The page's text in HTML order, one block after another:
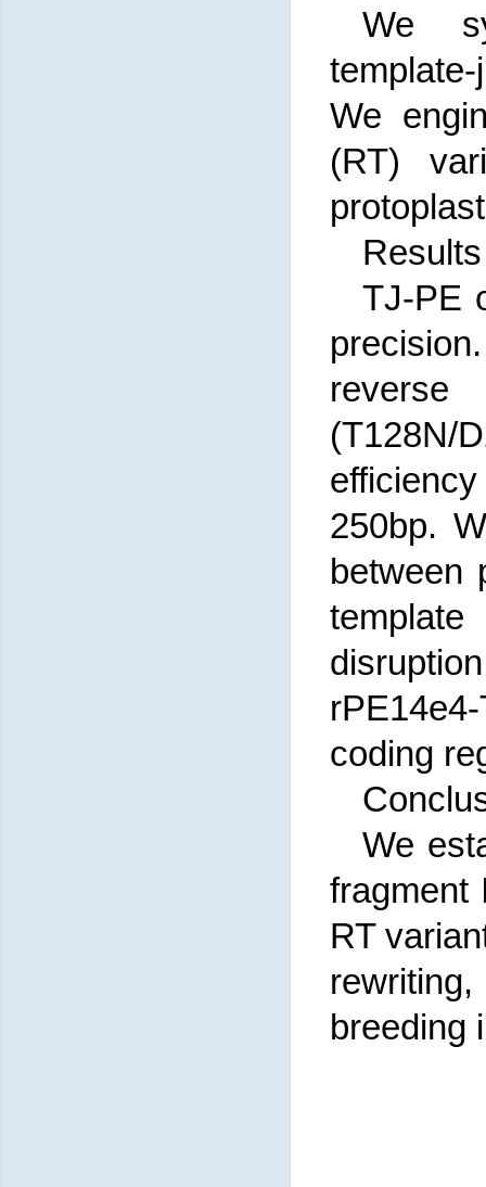
We
We
(RT)
Results
TJ-PE
250bp.
between
coding
We
fragment
RT
breeding